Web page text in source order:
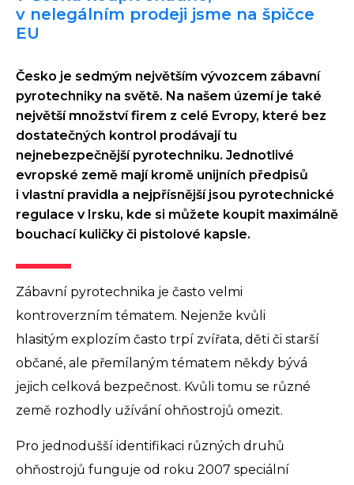
v nelegálním prodeji jsme na špičce
EU
Česko je sedmým největším vývozcem zábavní
pyrotechniky na světě. Na našem území je také
největší množství firem z celé Evropy, které bez
dostatečných kontrol prodávají tu
nejnebezpečnější pyrotechniku. Jednotlivé
evropské země mají kromě unijních předpisů
i vlastní pravidla a nejpřísnější jsou pyrotechnické
regulace v Irsku, kde si můžete koupit maximálně
bouchací kuličky či pistolové kapsle.
Zábavní pyrotechnika je často velmi
kontroverzním tématem. Nejenže kvůli
hlasitým explozím často trpí zvířata, děti či starší
občané, ale přemílaným tématem někdy bývá
jejich celková bezpečnost. Kvůli tomu se různé
země rozhodly užívání ohňostrojů omezit.
Pro jednodušší identifikaci různých druhů
ohňostrojů funguje od roku 2007 speciální